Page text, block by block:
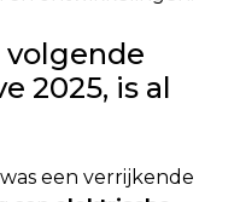
volgende
2025, is al
een verrijkende